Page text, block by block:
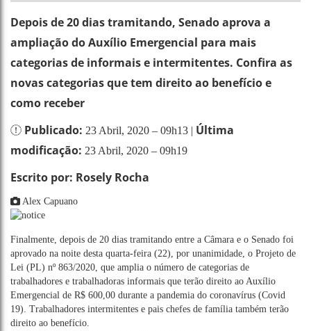
Depois de 20 dias tramitando, Senado aprova a
ampliação do Auxílio Emergencial para mais
categorias de informais e intermitentes. Confira as
novas categorias que tem direito ao benefício e
como receber
Publicado: 23 Abril, 2020 – 09h13 | Última
modificação: 23 Abril, 2020 – 09h19
Escrito por: Rosely Rocha
Alex Capuano
Finalmente, depois de 20 dias tramitando entre a Câmara e o Senado foi
aprovado na noite desta quarta-feira (22), por unanimidade, o Projeto de
Lei (PL) nº 863/2020, que amplia o número de categorias de
trabalhadores e trabalhadoras informais que terão direito ao Auxílio
Emergencial de R$ 600,00 durante a pandemia do coronavírus (Covid
19). Trabalhadores intermitentes e pais chefes de família também terão
direito ao benefício.